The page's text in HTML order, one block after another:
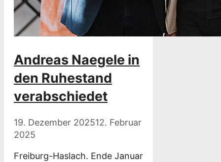
Andreas Naegele in
den Ruhestand
verabschiedet
19. Dezember 202512. Februar
2025
Freiburg-Haslach. Ende Januar